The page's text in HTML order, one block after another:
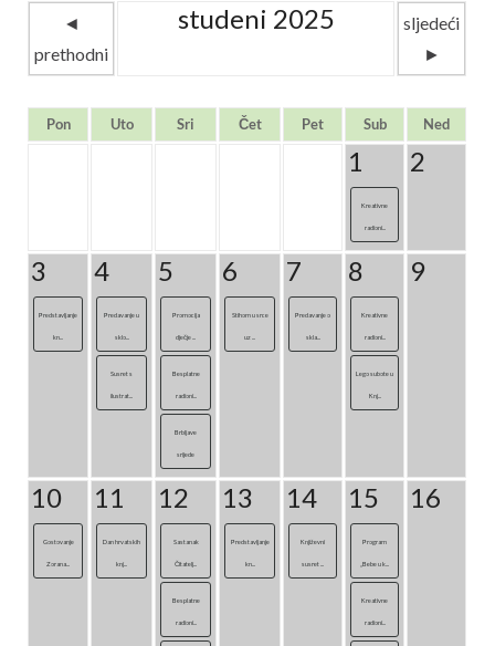
◄
prethodni
studeni 2025
sljedeći
►
Pon Uto Sri Čet Pet Sub Ned
1
Kreativne
radioni...
2
3
Predstavljanje
kn...
4
Predavanje u
sklo...
Susret s
ilustrat...
5
Promocija
dječje ...
Besplatne
radioni...
Brbljave
srijede
6
Stihom u srce
uz ...
7
Predavanje o
skla...
8
Kreativne
radioni...
Lego subote u
Knj...
9
10
Gostovanje
Zorana...
11
Dan hrvatskih
knj...
12
Sastanak
Čitatelj...
Besplatne
radioni...
13
Predstavljanje
kn...
14
Književni
susret ...
15
Program
„Bebe u k...
Kreativne
radioni...
16